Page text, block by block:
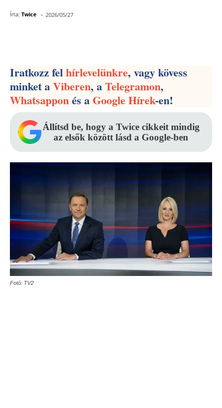
Írta: Twice - 2026/05/27
Iratkozz felhírlevelünkre, vagy kövess
minket aViberen, aTelegramon,
Whatsapponés aGoogle Hírek-en!
Állítsd be, hogy a Twice cikkeit mindig
az elsők között lásd a Google-ben
Fotó: TV2